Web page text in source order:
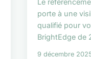
Le
porte à une
qualifié pour
BrightEdge de
9 décembre